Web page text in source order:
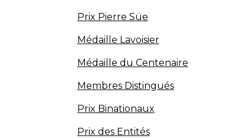
Prix Pierre Süe
Médaille Lavoisier
Médaille du Centenaire
Membres Distingués
Prix Binationaux
Prix des Entités